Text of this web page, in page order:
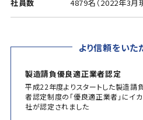
社員数 4879名（2022年3月
より信頼をいた
製造請負優良適正業者認定
平成22年度よりスタートした製造請
者認定制度の「優良適正業者」にイ
社が認定されました